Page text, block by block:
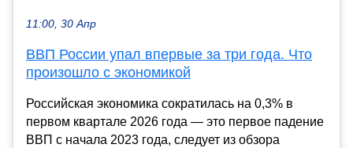
11:00, 30 Апр
ВВП России упал впервые за три года. Что
произошло с экономикой
Российская экономика сократилась на 0,3% в
первом квартале 2026 года — это первое падение
ВВП с начала 2023 года, следует из обзора